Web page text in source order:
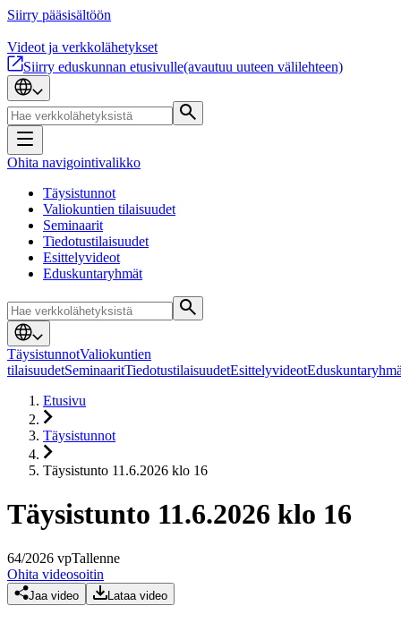
Siirry pääsisältöön
Videot ja verkkolähetykset
Siirry eduskunnan etusivulle(avautuu uuteen välilehteen)
Ohita navigointivalikko
Täysistunnot
Valiokuntien tilaisuudet
Seminaarit
Tiedotustilaisuudet
Esittelyvideot
Eduskuntaryhmät
TäysistunnotValiokuntien
tilaisuudetSeminaaritTiedotustilaisuudetEsittelyvideot
Etusivu
Täysistunnot
Täysistunto 11.6.2026 klo 16
Täysistunto 11.6.2026 klo 16
64/2026 vpTallenne
Ohita videosoitin
Jaa video Lataa video